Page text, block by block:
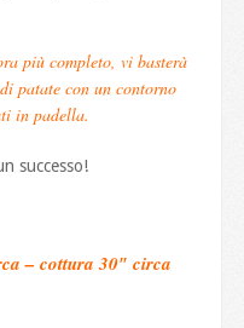
più completo, vi basterà
patate con un contorno
in padella.
successo!
– cottura 30″ circa